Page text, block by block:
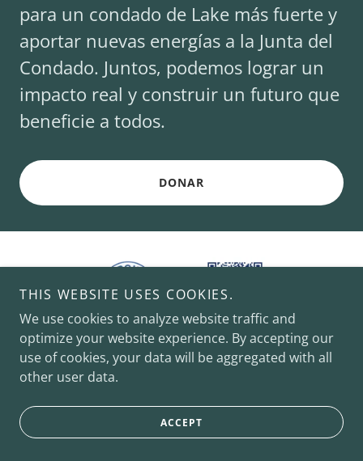
para un condado de Lake más fuerte y
aportar nuevas energías a la Junta del
Condado. Juntos, podemos lograr un
impacto real y construir un futuro que
beneficie a todos.
DONAR
THIS WEBSITE USES COOKIES.
We use cookies to analyze website traffic and
optimize your website experience. By accepting our
use of cookies, your data will be aggregated with all
other user data.
ACCEPT